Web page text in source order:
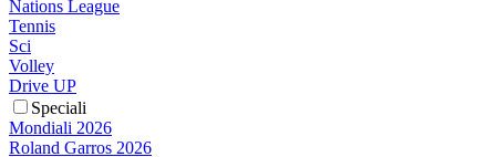
Nations League
Tennis
Sci
Volley
Drive UP
Speciali
Mondiali 2026
Roland Garros 2026